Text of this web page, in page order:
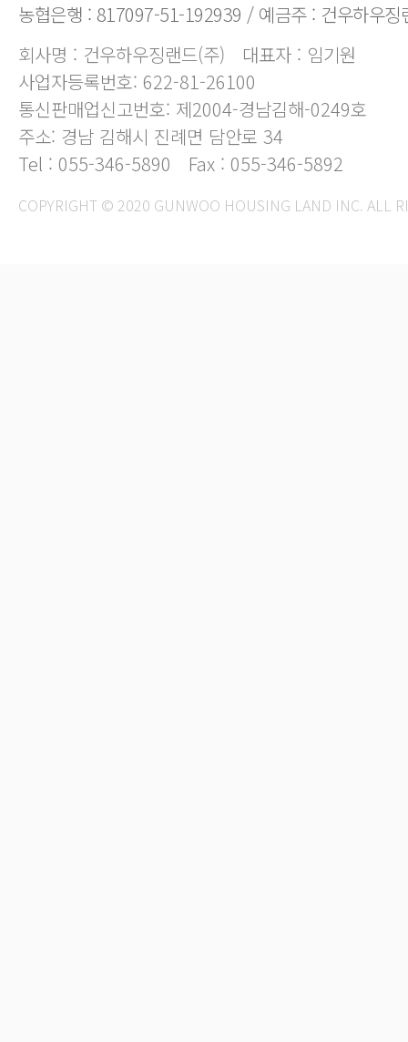
농협은행 : 817097-51-192939 / 예금주 : 건우하우징
회사명 : 건우하우징랜드(주)
대표자 : 임기원
사업자등록번호: 622-81-26100
통신판매업신고번호: 제2004-경남김해-0249호
주소: 경남 김해시 진례면 담안로 34
Tel : 055-346-5890
Fax : 055-346-5892
COPYRIGHT © 2020 GUNWOO HOUSING LAND INC. ALL